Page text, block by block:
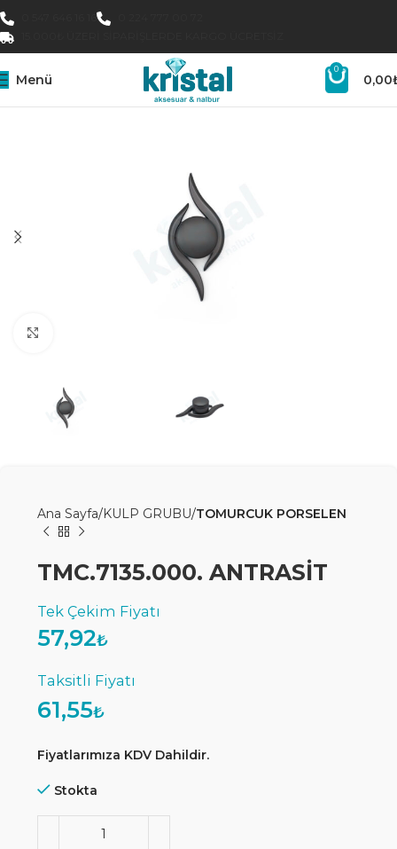
Menü
0
0,00
Ana Sayfa KULP GRUBU TOMURCUK PORSELEN
TMC.7135.000. ANTRASİT
57,92₺
61,55₺
Fiyatlarımıza KDV Dahildir.
Stokta